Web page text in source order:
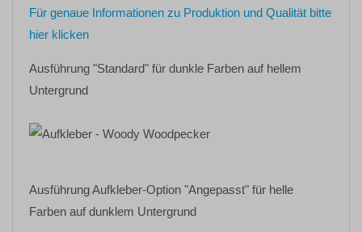
Für genaue Informationen zu Produktion und Qualität bitte
hier klicken
Ausführung "Standard" für dunkle Farben auf hellem
Untergrund
Ausführung Aufkleber-Option "Angepasst" für helle
Farben auf dunklem Untergrund